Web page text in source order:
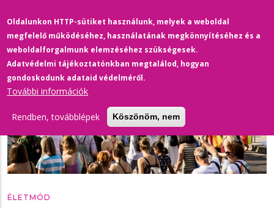
Oldalunkon HTTP-sütiket használunk, melyek a weboldal
megfelelő működéséhez, használatának megkönnyítéséhez és a
weboldalforgalmunk elemzéséhez szükségesek.
Adatvédelmi tájékoztatónkban megtalálod, hogyan
gondoskodunk adataid védelméről.
További információk
Rendben, továbblépek Köszönöm, nem
ÉLETMÓD